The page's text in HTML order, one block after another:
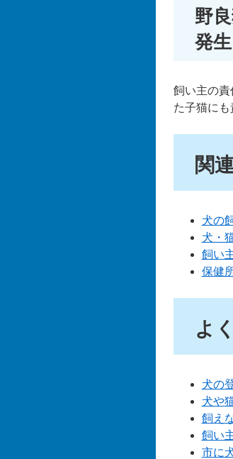
野
発
飼い主の
た子猫にも
関
犬の
犬・
飼い
保健
よ
犬の
犬や
飼え
飼い
市に